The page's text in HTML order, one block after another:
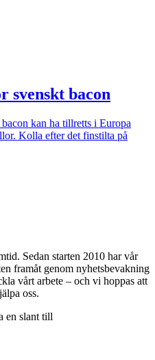
svenskt bacon
bacon kan ha tillretts i Europa
Kolla efter det finstilta på
Sedan starten 2010 har vår
framåt genom nyhetsbevakning
vårt arbete – och vi hoppas att
oss.
en slant till